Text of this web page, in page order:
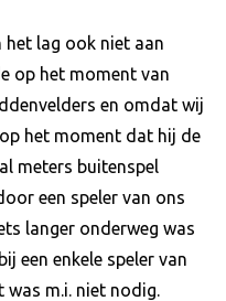
het lag ook niet aan
op het moment van
en omdat wij
het moment dat hij de
meters buitenspel
een speler van ons
langer onderweg was
een enkele speler van
was m.i. niet nodig.